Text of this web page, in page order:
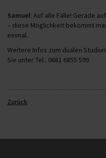
Samuel: Auf alle Fälle! Gerade
– diese Möglichkeit bekommt
einmal.
Weitere Infos zum dualen
Sie unter Tel.: 0681 6855 599.
Zurück